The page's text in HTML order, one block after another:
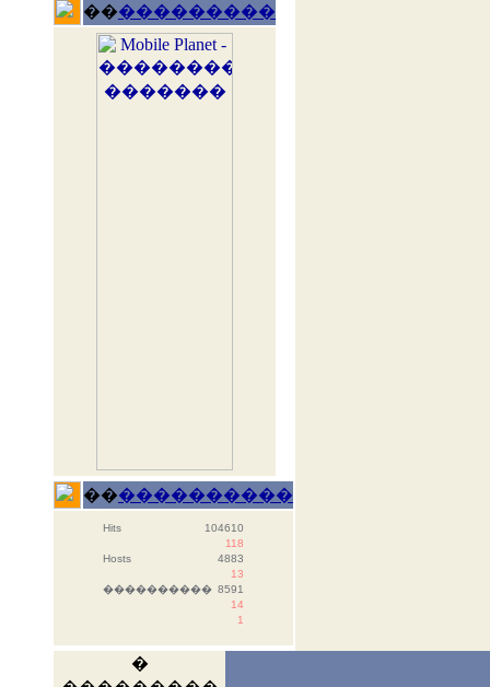
�����������
������������
Hits
104610
118
Hosts
4883
13
���������� 8591
14
1
�